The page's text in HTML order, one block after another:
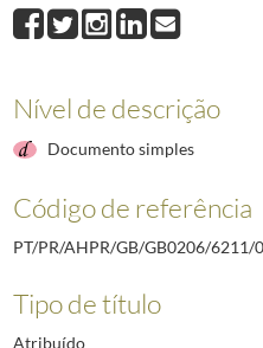
000019Discurso do
000020Discurso do
000022
Discurso do
Discurso do
000024 Discurso do
000030Discurso do
Nível de descrição
Documento simples
Código de referência
PT/PR/AHPR/GB/GB0206/6211/
Tipo de título
Atribuído